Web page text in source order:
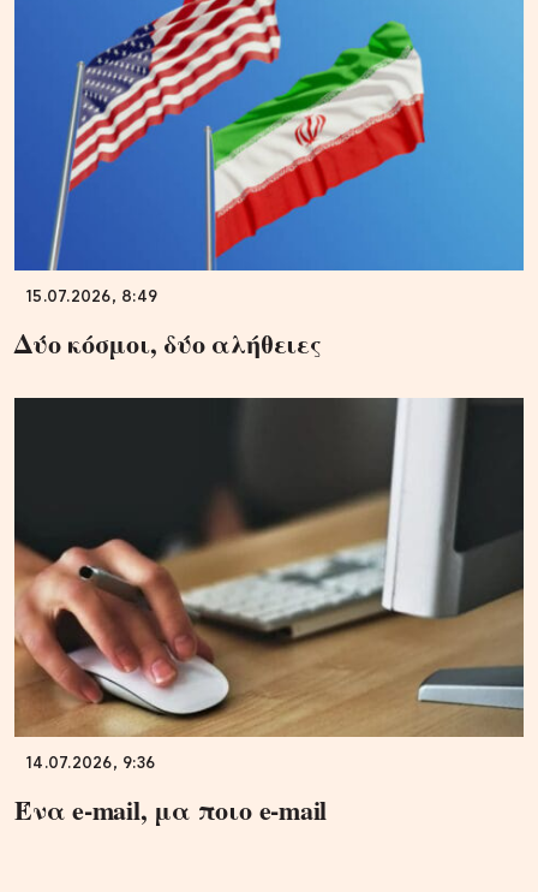
15.07.2026, 8:49
Δύο κόσμοι, δύο αλήθειες
14.07.2026, 9:36
Ένα e-mail, μα ποιο e-mail